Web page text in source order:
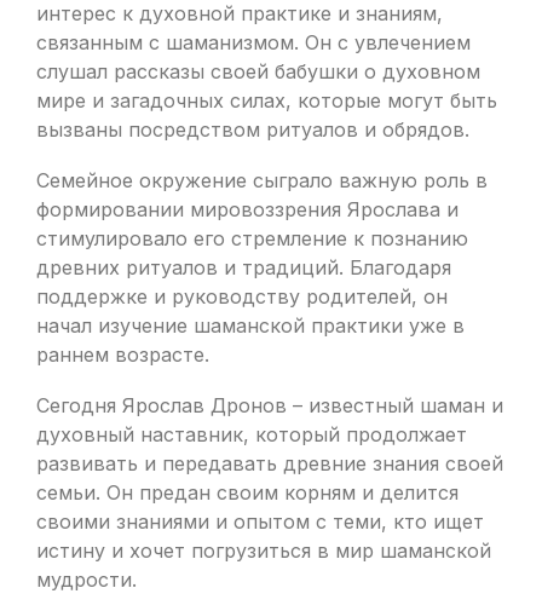
интерес к духовной практике и знаниям,
связанным с шаманизмом. Он с увлечением
слушал рассказы своей бабушки о духовном
мире и загадочных силах, которые могут быть
вызваны посредством ритуалов и обрядов.
Семейное окружение сыграло важную роль в
формировании мировоззрения Ярослава и
стимулировало его стремление к познанию
древних ритуалов и традиций. Благодаря
поддержке и руководству родителей, он
начал изучение шаманской практики уже в
раннем возрасте.
Сегодня Ярослав Дронов – известный шаман и
духовный наставник, который продолжает
развивать и передавать древние знания своей
семьи. Он предан своим корням и делится
своими знаниями и опытом с теми, кто ищет
истину и хочет погрузиться в мир шаманской
мудрости.